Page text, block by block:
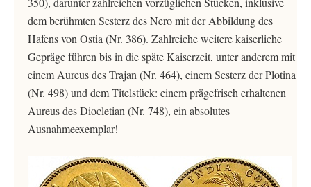
dem berühmten Sesterz des Nero mit der Abbildung des
Hafens von Ostia (Nr. 386). Zahlreiche weitere kaiserliche
Gepräge führen bis in die späte Kaiserzeit, unter anderem mit
einem Aureus des Trajan (Nr. 464), einem Sesterz der Plotina
(Nr. 498) und dem Titelstück: einem prägefrisch erhaltenen
Aureus des Diocletian (Nr. 748), ein absolutes
Ausnahmeexemplar!